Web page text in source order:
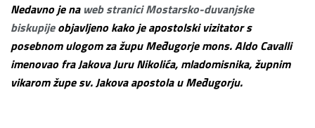
Nedavno je na web stranici Mostarsko-duvanjske
biskupijeobjavljeno kako je apostolski vizitator s
posebnom ulogom za župu Međugorje mons. Aldo Cavalli
imenovao fra Jakova Juru Nikolića, mladomisnika, župnim
vikarom župe sv. Jakova apostola u Međugorju.